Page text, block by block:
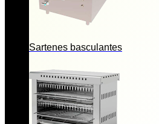
Sartenes basculantes